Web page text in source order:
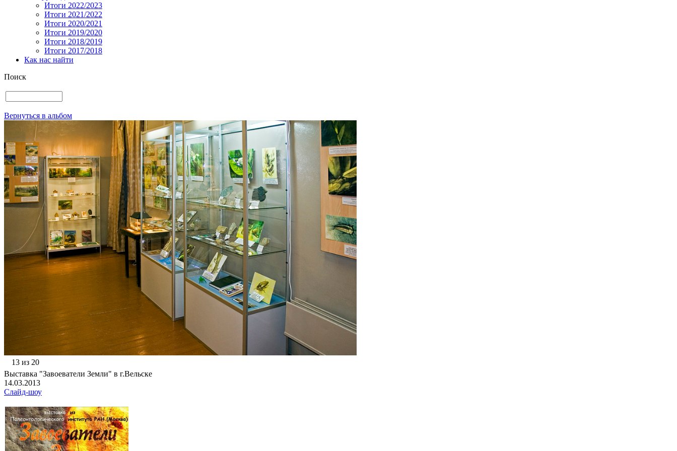
Итоги 2022/2023
Итоги 2021/2022
Итоги 2020/2021
Итоги 2019/2020
Итоги 2018/2019
Итоги 2017/2018
Как нас найти
Поиск
Вернуться в альбом
13 из 20
Выставка "Завоеватели Земли" в г.Вельске
14.03.2013
Слайд-шоу